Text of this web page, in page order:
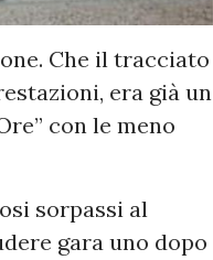
Che il tracciato
era già un
con le meno
sorpassi al
gara uno dopo